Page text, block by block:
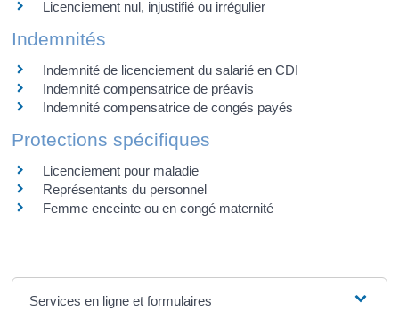
Licenciement nul, injustifié ou irrégulier
Indemnités
Indemnité de licenciement du salarié en CDI
Indemnité compensatrice de préavis
Indemnité compensatrice de congés payés
Protections spécifiques
Licenciement pour maladie
Représentants du personnel
Femme enceinte ou en congé maternité
Services en ligne et formulaires